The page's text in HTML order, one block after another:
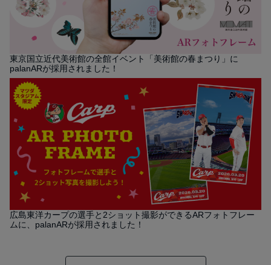
東京国立近代美術館の全館イベント「美術館の春まつり」に
palanARが採用されました！
広島東洋カープの選手と2ショット撮影ができるARフォトフレー
ムに、palanARが採用されました！